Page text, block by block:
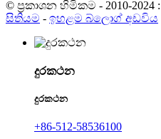
© ප්‍රකාශන හිමිකම - 2010-
සිතියම - ඉහළම බ්ලොග් අඩවිය
දුරකථන
දුරකථන
+86-512-58536100